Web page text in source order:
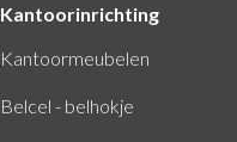
Kantoorinrichting
Kantoormeubelen
Belcel - belhokje